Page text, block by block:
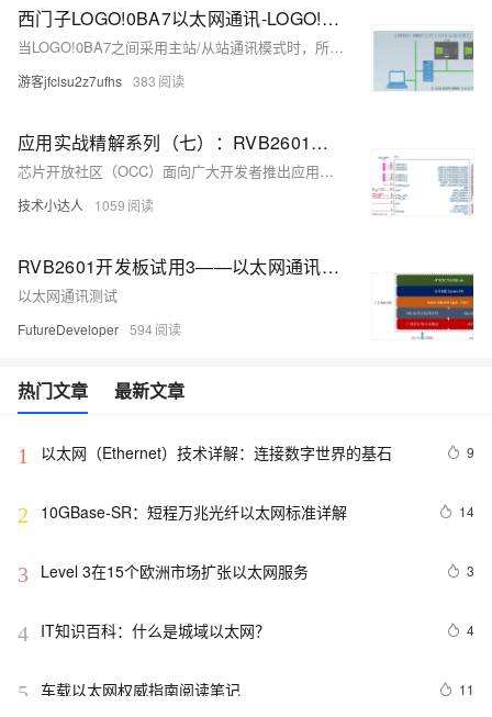
西门子LOGO!0BA7以太网通讯-LOGO!之间的主从通讯
当LOGO!0BA7之间采用主站/从站通讯模式时，所用LOGO!0BA7从站都是作为扩展的IO点使用的，只有LOGO!主站包含程序，从站中是没有程序的。
游客jfclsu2z7ufhs 383
应用实战精解系列（七）：RVB2601以太网通讯测试
芯片开放社区（OCC）面向广大开发者推出应用实战系列内容，通过分享开发者实战开发案例，总结应用开发经验，梳理开发中的常见问题及解决方案，为后续参与的开发者提供更多参考与借鉴。
技术小达人 1059
RVB2601开发板试用3——以太网通讯测试
以太网通讯测试
FutureDeveloper 594
热门文章 最新文章
1 以太网（Ethernet）技术详解：连接数字世界的基石 9
2 10GBase-SR：短程万兆光纤以太网标准详解 14
3 Level 3在15个欧洲市场扩张以太网服务 3
4 IT知识百科：什么是城域以太网？ 4
5 车载以太网权威指南阅读笔记 11